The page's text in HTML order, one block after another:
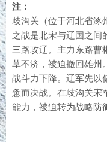
注：
歧沟关（位于河北省涿
之战是北宋与辽国之间
三路攻辽。主力东路曹
草不济，被迫撤回雄州
战斗力下降。辽军先以
惫而决战。在歧沟关宋
能力，被迫转为战略防